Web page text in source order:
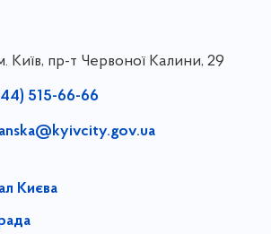
Київ, пр-т Червоної Калини, 29
515-66-66
Києва